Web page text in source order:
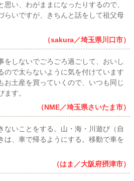
思い、わがままになったりするので、
らいですが、きちんと話をして祖父母
（sakura／埼玉県川口市）
をしないでごろごろ過ごして、おいし
ので太らないように気を付けています
お土産を買っていくので、いつも同じ
す。
（NME／埼玉県さいたま市）
ないことをする。山・海・川遊び（自
は、車で帰るようにする。移動で車を
（はま／大阪府摂津市）